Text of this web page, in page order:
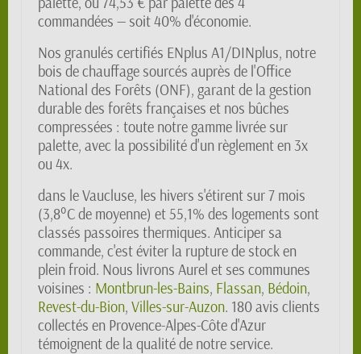
commandées — soit 40% d'économie.
Nos granulés certifiés ENplus A1/DINplus, notre
bois de chauffage sourcés auprès de l'Office
National des Forêts (ONF), garant de la gestion
durable des forêts françaises et nos bûches
compressées : toute notre gamme livrée sur
palette, avec la possibilité d'un règlement en 3x
ou 4x.
dans le Vaucluse, les hivers s'étirent sur 7 mois
(3,8°C de moyenne) et 55,1% des logements sont
classés passoires thermiques. Anticiper sa
commande, c'est éviter la rupture de stock en
plein froid. Nous livrons Aurel et ses communes
voisines : Montbrun-les-Bains, Flassan, Bédoin,
Revest-du-Bion, Villes-sur-Auzon. 180 avis clients
collectés en Provence-Alpes-Côte d'Azur
témoignent de la qualité de notre service.